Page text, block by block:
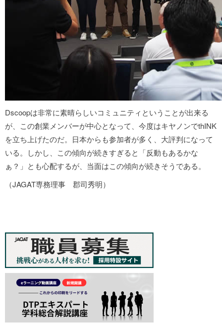
Dscoopは非常に素晴らしいコミュニティということが出来る
が、この創業メンバーが中心となって、今度はキヤノンでthINK
を立ち上げたのだ。日本からも参加者が多く、大評判になって
いる。しかし、この傾向が続きすぎると「反動もあるかな
ぁ？」とも心配するが、当面はこの傾向が続きそうである。
（JAGAT専務理事 郡司秀明）